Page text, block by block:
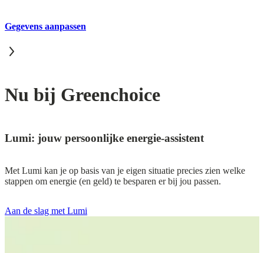
Gegevens aanpassen
Nu bij Greenchoice
Lumi: jouw persoonlijke energie-assistent
Met Lumi kan je op basis van je eigen situatie precies zien welke
stappen om energie (en geld) te besparen er bij jou passen.
Aan de slag met Lumi